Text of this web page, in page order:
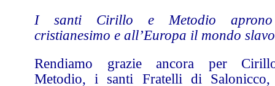
I santi Cirillo e Metodio
cristianesimo e all’Europa il mondo slavo
Rendiamo grazie ancora per
Metodio, i santi Fratelli di Salonicco,